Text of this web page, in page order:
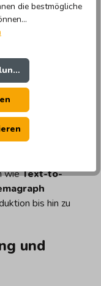
Lumivo AI
Sculpting
Funktionen
und
Inhalte
aus Text
wieText-to-
bis hin zu
und
die bestmögliche